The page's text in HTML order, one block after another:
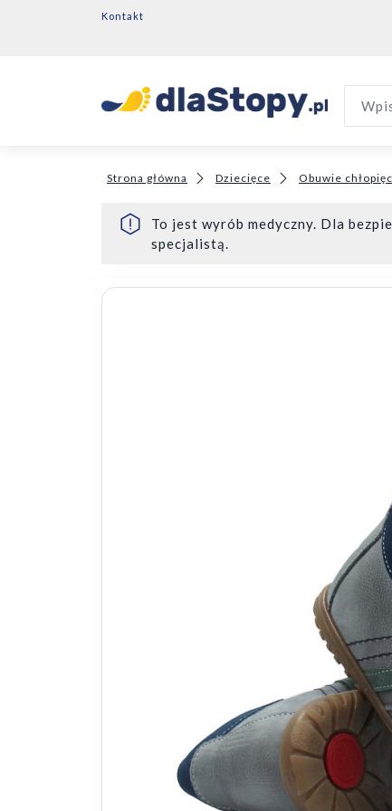
Kontakt
Strona główna Dziecięce Obuwie
To jest wyrób medyczny. Dla
specjalistą.